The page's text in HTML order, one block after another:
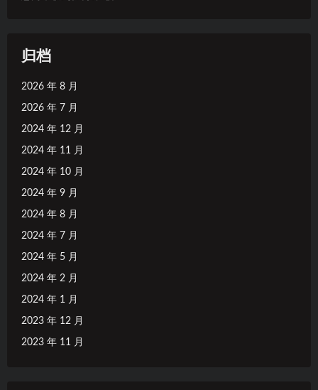
归档
2026 年 8 月
2026 年 7 月
2024 年 12 月
2024 年 11 月
2024 年 10 月
2024 年 9 月
2024 年 8 月
2024 年 7 月
2024 年 5 月
2024 年 2 月
2024 年 1 月
2023 年 12 月
2023 年 11 月